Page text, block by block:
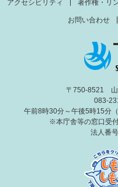
アクセシビリティ 著作権・リ
お問い合わせ
〒750-8521 山
083-
午前8時30分～午後5時15分
※本庁舎等の窓口受
法人番